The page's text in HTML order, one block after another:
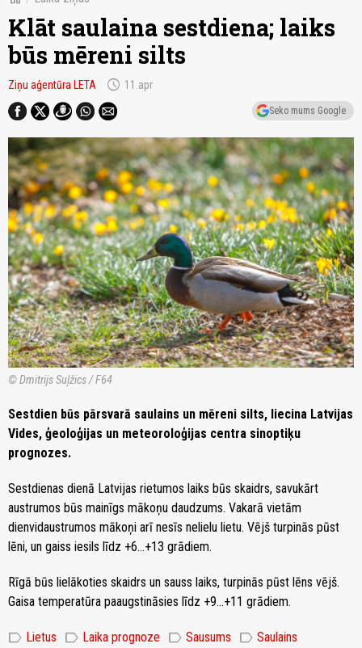
Klāt saulaina sestdiena; laiks
būs mēreni silts
Ziņu aģentūra LETA schedule 11.apr
Seko mums Google
© Dmitrijs Suļžics / F64
Sestdien būs pārsvarā saulains un mēreni silts, liecina Latvijas
Vides, ģeoloģijas un meteoroloģijas centra sinoptiķu
prognozes.
Sestdienas dienā Latvijas rietumos laiks būs skaidrs, savukārt
austrumos būs mainīgs mākoņu daudzums. Vakarā vietām
dienvidaustrumos mākoņi arī nesīs nelielu lietu. Vējš turpinās pūst
lēni, un gaiss iesils līdz +6…+13 grādiem.
Rīgā būs lielākoties skaidrs un sauss laiks, turpinās pūst lēns vējš.
Gaisa temperatūra paaugstināsies līdz +9…+11 grādiem.
label Lietus label Laika prognoze label Sausums label Saulains